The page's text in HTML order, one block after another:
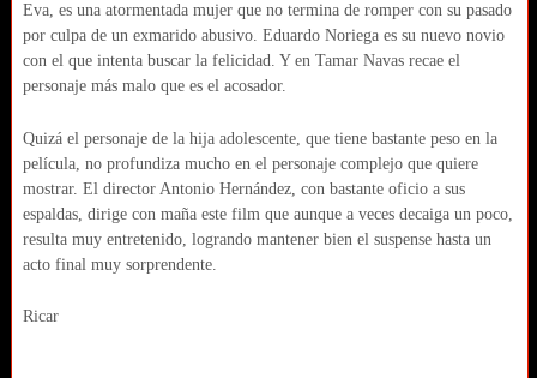
Eva, es una atormentada mujer que no termina de romper con su pasado
por culpa de un exmarido abusivo. Eduardo Noriega es su nuevo novio
con el que intenta buscar la felicidad. Y en Tamar Navas recae el
personaje más malo que es el acosador.
Quizá el personaje de la hija adolescente, que tiene bastante peso en la
película, no profundiza mucho en el personaje complejo que quiere
mostrar. El director Antonio Hernández, con bastante oficio a sus
espaldas, dirige con maña este film que aunque a veces decaiga un poco,
resulta muy entretenido, logrando mantener bien el suspense hasta un
acto final muy sorprendente.
Ricar